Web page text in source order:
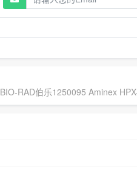
BIO-RAD伯乐1250095 Aminex